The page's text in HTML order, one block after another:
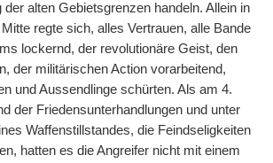
der alten Gebietsgrenzen handeln. Allein in
regte sich, alles Vertrauen, alle Bande
lockernd, der revolutionäre Geist, den
der militärischen Action vorarbeitend,
und Aussendlinge schürten. Als am 4.
der Friedensunterhandlungen und unter
Waffenstillstandes, die Feindseligkeiten
hatten es die Angreifer nicht mit einem